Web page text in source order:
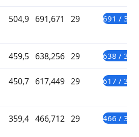
504,9 691,671 29 691 /
459,5 638,256 29 638 /
450,7 617,449 29 617 /
359,4 466,712 29 466 /